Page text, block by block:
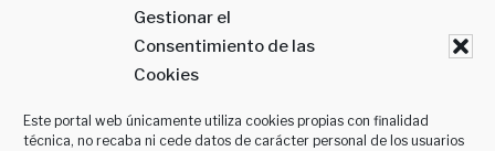
Gestionar el
Consentimiento de las
Cookies
Este portal web únicamente utiliza cookies propias con finalidad
técnica, no recaba ni cede datos de carácter personal de los usuarios
PREMIO AL MEJOR PROYECTO DIGITAL